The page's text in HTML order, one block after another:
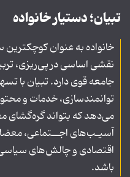
تبیان؛ دستیار خانواده
خانواده به عنوان
نقشی اساسی در پی‌ریزی،
جامعه قوی دارد. تبیان با
توانمندسازی، خدمات و
می‌دهد که بتواند گره‌گشای
آسیـب‌های اجــتماعی،
اقتصادی و چالش‌های
باشد.